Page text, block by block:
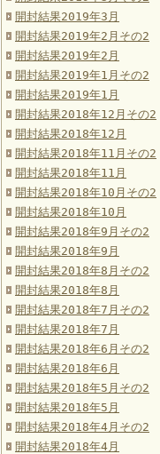
開封結果2019年3月
開封結果2019年2月その2
開封結果2019年2月
開封結果2019年1月その2
開封結果2019年1月
開封結果2018年12月その2
開封結果2018年12月
開封結果2018年11月その2
開封結果2018年11月
開封結果2018年10月その2
開封結果2018年10月
開封結果2018年9月その2
開封結果2018年9月
開封結果2018年8月その2
開封結果2018年8月
開封結果2018年7月その2
開封結果2018年7月
開封結果2018年6月その2
開封結果2018年6月
開封結果2018年5月その2
開封結果2018年5月
開封結果2018年4月その2
開封結果2018年4月